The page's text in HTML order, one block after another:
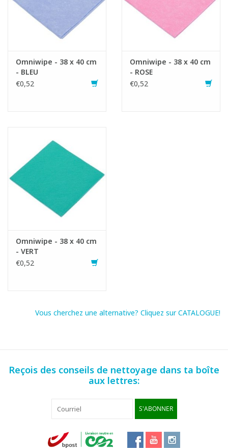
Omniwipe - 38 x 40 cm
- BLEU
€0,52
Omniwipe - 38 x 40 cm
- ROSE
€0,52
Omniwipe - 38 x 40 cm
- VERT
€0,52
Vous cherchez une alternative? Cliquez sur CATALOGUE!
Reçois des conseils de nettoyage dans ta boîte
aux lettres:
S'ABONNER